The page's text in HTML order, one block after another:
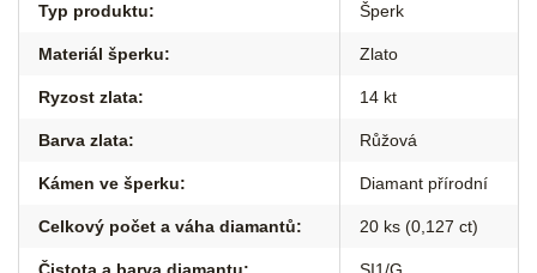
Typ produktu: Šperk
Materiál šperku: Zlato
Ryzost zlata: 14 kt
Barva zlata: Růžová
Kámen ve šperku: Diamant přírodní
Celkový počet a váha diamantů: 20 ks (0,127 ct)